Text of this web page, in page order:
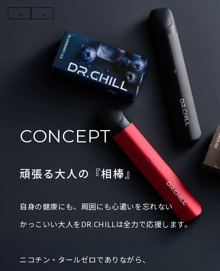
CONCEPT
頑張る大人の『相棒』
自身の健康にも、周囲にも心遣いを忘れない
かっこいい大人をDR.CHILLは全力で応援します。
ニコチン・タールゼロでありながら、